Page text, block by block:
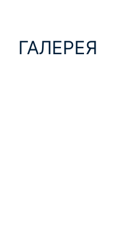
ГАЛЕРЕЯ